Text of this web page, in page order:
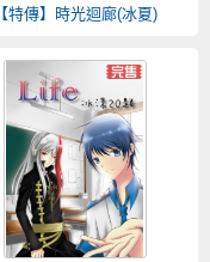
【特傳】時光迴廊(冰夏)